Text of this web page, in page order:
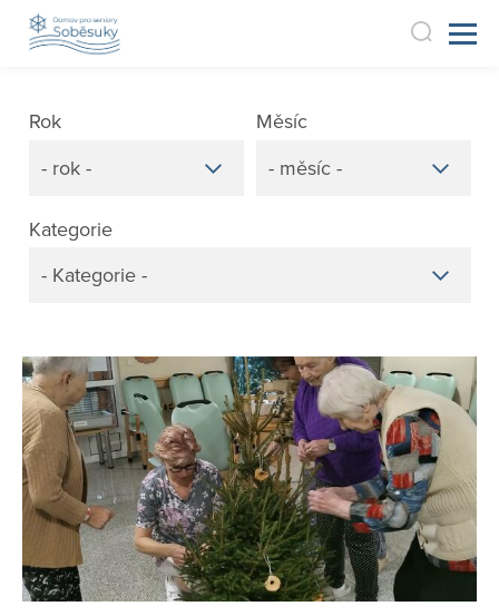
Kategorie
- Kategorie -
Rok
- rok -
Měsíc
- měsíc -